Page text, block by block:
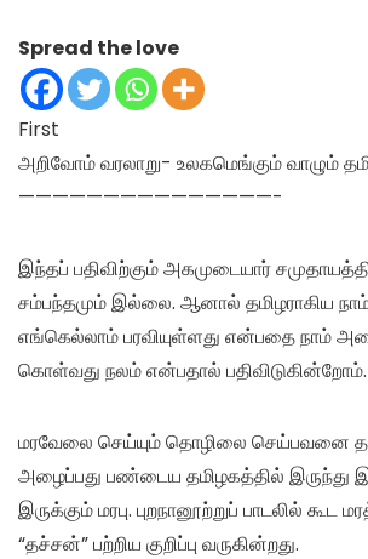
Spread the love
First
அறிவோம் வரலாறு- உலகமெங்கும் வாழும்
———————————————-
இந்தப் பதிவிற்கும் அகமுடையார்
சம்பந்தமும் இல்லை. ஆனால் தமிழராகிய
எங்கெல்லாம் பரவியுள்ளது என்பதை நாம்
கொள்வது நலம் என்பதால் பதிவிடுகின்றோம்.
மரவேலை செய்யும் தொழிலை செய்பவனை
அழைப்பது பண்டைய தமிழகத்தில் இருந்து
இருக்கும் மரபு. புறநானூற்றுப் பாடலில் கூட
“தச்சன்” பற்றிய குறிப்பு வருகின்றது.